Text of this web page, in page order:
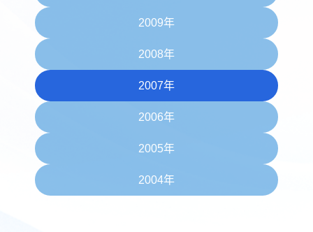
2009年
2008年
2007年
2006年
2005年
2004年